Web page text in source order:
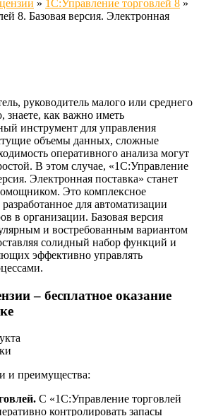
» 1С:Управление торговлей 8 »
8. Базовая версия. Электронная
руководитель малого или среднего
знаете, как важно иметь
инструмент для управления
объемы данных, сложные
оперативного анализа могут
В этом случае, «1С:Управление
Электронная поставка» станет
Это комплексное
для автоматизации
в организации. Базовая версия
и востребованным вариантом
солидный набор функций и
эффективно управлять
– бесплатное оказание
и преимущества:
С «1С:Управление торговлей
контролировать запасы